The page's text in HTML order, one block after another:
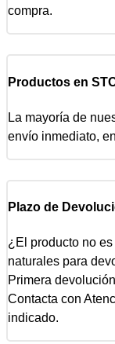
compra.
Productos en
La mayoría de
envío inmediato,
Plazo de
¿El producto no
naturales para
Primera
Contacta con
indicado.